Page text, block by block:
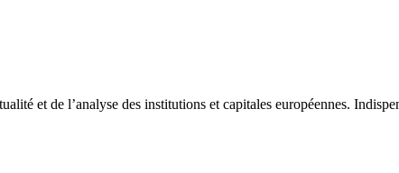
et de l’analyse des institutions et capitales européennes.